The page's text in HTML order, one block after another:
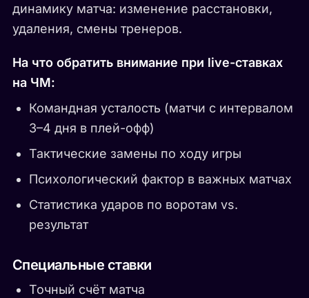
динамику матча: изменение расстановки,
удаления, смены тренеров.
На что обратить внимание при live-ставках
на ЧМ:
Командная усталость (матчи с интервалом
3–4 дня в плей-офф)
Тактические замены по ходу игры
Психологический фактор в важных матчах
Статистика ударов по воротам vs.
результат
Специальные ставки
Точный счёт матча